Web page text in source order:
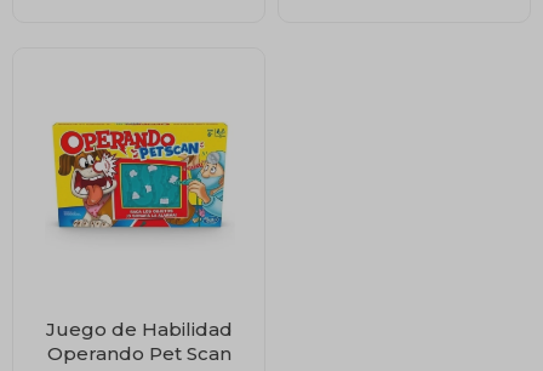
Juego de Habilidad
Operando Pet Scan